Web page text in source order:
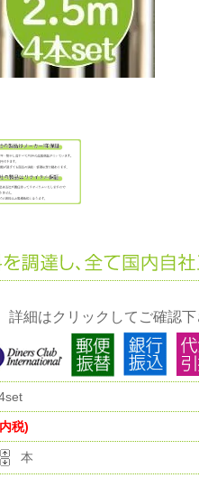
詳細はクリックしてご確認
税)
本